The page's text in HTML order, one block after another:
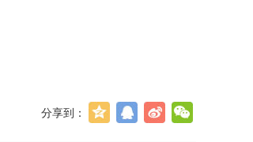
分享到：